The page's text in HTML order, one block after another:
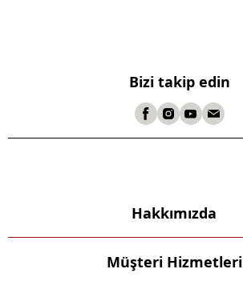
Bizi takip edin
Hakkımızda
Müşteri Hizmetleri